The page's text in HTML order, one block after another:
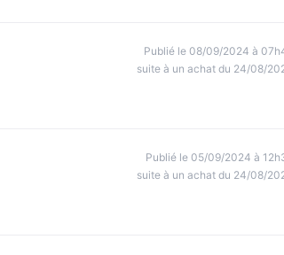
Publié le 08/09/2024 à
suite à un achat du 24/08/
Publié le 05/09/2024 à
suite à un achat du 24/08/